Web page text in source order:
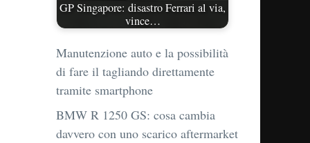
GP Singapore: disastro Ferrari al via,
vince…
Manutenzione auto e la possibilità
di fare il tagliando direttamente
tramite smartphone
BMW R 1250 GS: cosa cambia
davvero con uno scarico aftermarket